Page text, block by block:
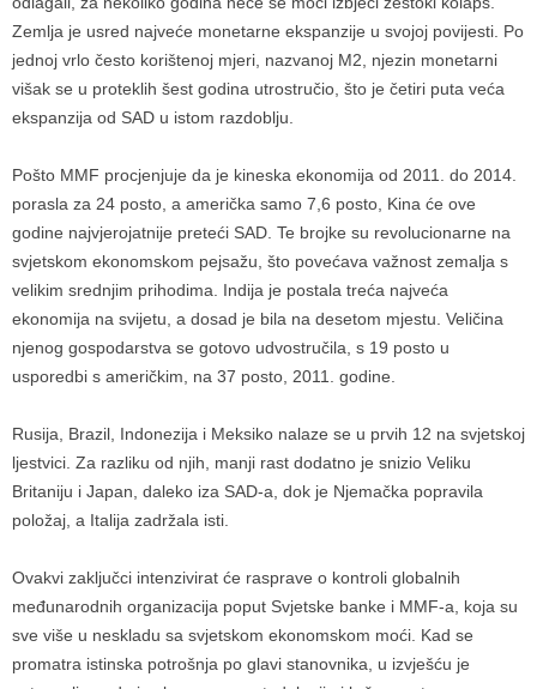
Zemlja je usred najveće monetarne ekspanzije u svojoj povijesti. Po
jednoj vrlo često korištenoj mjeri, nazvanoj M2, njezin monetarni
višak se u proteklih šest godina utrostručio, što je četiri puta veća
ekspanzija od SAD u istom razdoblju.
Pošto MMF procjenjuje da je kineska ekonomija od 2011. do 2014.
porasla za 24 posto, a američka samo 7,6 posto, Kina će ove
godine najvjerojatnije preteći SAD. Te brojke su revolucionarne na
svjetskom ekonomskom pejsažu, što povećava važnost zemalja s
velikim srednjim prihodima. Indija je postala treća najveća
ekonomija na svijetu, a dosad je bila na desetom mjestu. Veličina
njenog gospodarstva se gotovo udvostručila, s 19 posto u
usporedbi s američkim, na 37 posto, 2011. godine.
Rusija, Brazil, Indonezija i Meksiko nalaze se u prvih 12 na svjetskoj
ljestvici. Za razliku od njih, manji rast dodatno je snizio Veliku
Britaniju i Japan, daleko iza SAD-a, dok je Njemačka popravila
položaj, a Italija zadržala isti.
Ovakvi zaključci intenzivirat će rasprave o kontroli globalnih
međunarodnih organizacija poput Svjetske banke i MMF-a, koja su
sve više u neskladu sa svjetskom ekonomskom moći. Kad se
promatra istinska potrošnja po glavi stanovnika, u izvješću je